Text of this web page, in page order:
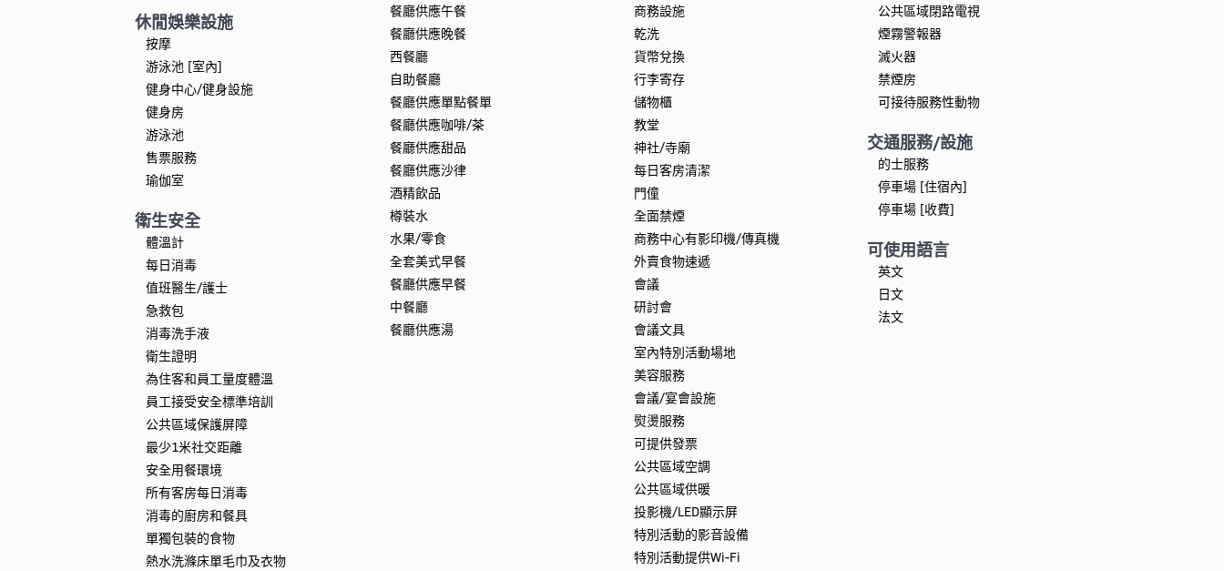
休閒娛樂設施
按摩
游泳池 [室內]
健身中心/健身設施
健身房
游泳池
售票服務
瑜伽室
衛生安全
體溫計
每日消毒
值班醫生/護士
急救包
消毒洗手液
衛生證明
為住客和員工量度體溫
員工接受安全標準培訓
公共區域保護屏障
最少1米社交距離
安全用餐環境
所有客房每日消毒
消毒的廚房和餐具
單獨包裝的食物
熱水洗滌床單毛巾及衣物
餐廳供應午餐
餐廳供應晚餐
西餐廳
自助餐廳
餐廳供應單點餐單
餐廳供應咖啡/茶
餐廳供應甜品
餐廳供應沙律
酒精飲品
樽裝水
水果/零食
全套美式早餐
餐廳供應早餐
中餐廳
餐廳供應湯
商務設施
乾洗
貨幣兌換
行李寄存
儲物櫃
教堂
神社/寺廟
每日客房清潔
門僮
全面禁煙
商務中心有影印機/傳真機
外賣食物速遞
會議
研討會
會議文具
室內特別活動場地
美容服務
會議/宴會設施
熨燙服務
可提供發票
公共區域空調
公共區域供暖
投影機/LED顯示屏
特別活動的影音設備
特別活動提供Wi-Fi
公共區域閉路電視
煙霧警報器
滅火器
禁煙房
可接待服務性動物
交通服務/設施
的士服務
停車場 [住宿內]
停車場 [收費]
可使用語言
英文
日文
法文